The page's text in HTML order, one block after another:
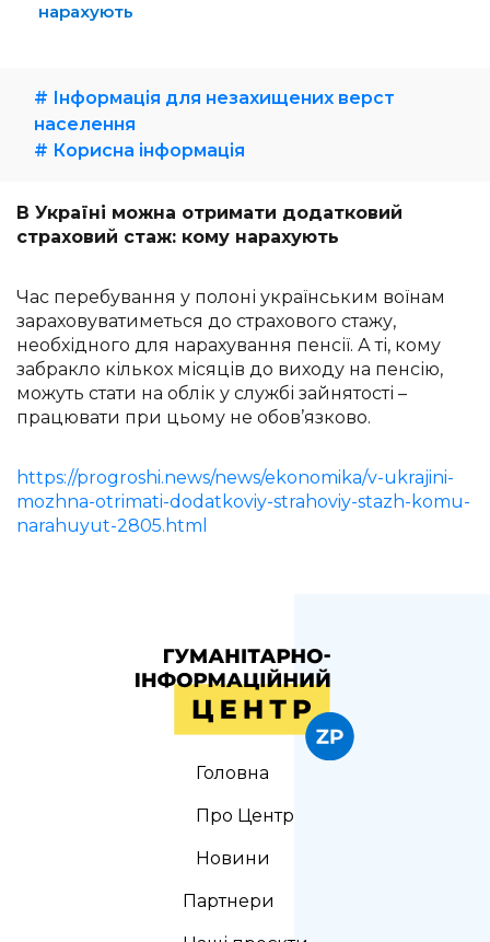
нарахують
# Інформація для незахищених верст
населення
# Корисна інформація
В Україні можна отримати додатковий
страховий стаж: кому нарахують
Час перебування у полоні українським воїнам
зараховуватиметься до страхового стажу,
необхідного для нарахування пенсії. А ті, кому
забракло кількох місяців до виходу на пенсію,
можуть стати на облік у службі зайнятості –
працювати при цьому не обов’язково.
https://progroshi.news/news/ekonomika/v-ukrajini-
mozhna-otrimati-dodatkoviy-strahoviy-stazh-komu-
narahuyut-2805.html
Головна
Про Центр
Новини
Партнери